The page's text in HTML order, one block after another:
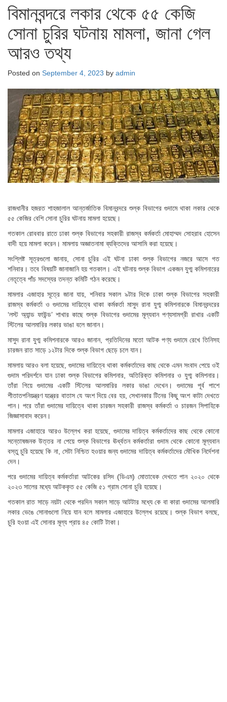
বিমানবন্দরে লকার থেকে ৫৫ কেজি
সোনা চুরির ঘটনায় মামলা, জানা গেল
আরও তথ্য
Posted on September 4, 2023 by admin
রাজধানীর হজরত শাহজালাল আন্তর্জাতিক বিমানবন্দরে শুল্ক বিভাগের গুদামে থাকা লকার থেকে
৫৫ কেজির বেশি সোনা চুরির ঘটনায় মামলা হয়েছে।
গতকাল রোববার রাতে ঢাকা শুল্ক বিভাগের সহকারী রাজস্ব কর্মকর্তা মোহাম্মদ সোহরাব হোসেন
বাদী হয়ে মামলা করেন। মামলায় অজ্ঞাতনামা ব্যক্তিদের আসামি করা হয়েছে।
সংশ্লিষ্ট সূত্রগুলো জানায়, সোনা চুরির এই ঘটনা ঢাকা শুল্ক বিভাগের নজরে আসে গত
শনিবার। তবে বিষয়টি জানাজানি হয় গতকাল। এই ঘটনায় শুল্ক বিভাগ একজন যুগ্ম কমিশনারের
নেতৃত্বে পাঁচ সদস্যের তদন্ত কমিটি গঠন করেছে।
মামলার এজাহার সূত্রে জানা যায়, শনিবার সকাল ৯টার দিকে ঢাকা শুল্ক বিভাগের সহকারী
রাজস্ব কর্মকর্তা ও গুদামের দায়িত্বে থাকা কর্মকর্তা মাসুদ রানা যুগ্ম কমিশনারকে বিমানবন্দরের
‘লস্ট অ্যান্ড ফাউন্ড’ শাখার কাছে শুল্ক বিভাগের গুদামের মূল্যবান পণ্যসামগ্রী রাখার একটি
স্টিলের আলমারির লকার ভাঙা বলে জানান।
মাসুদ রানা যুগ্ম কমিশনারকে আরও জানান, প্রতিদিনের মতো আটক পণ্য গুদামে রেখে তিনিসহ
চারজন রাত সাড়ে ১২টার দিকে শুল্ক বিভাগ ছেড়ে চলে যান।
মামলায় আরও বলা হয়েছে, গুদামের দায়িত্বে থাকা কর্মকর্তাদের কাছ থেকে এমন সংবাদ পেয়ে ওই
গুদাম পরিদর্শনে যান ঢাকা শুল্ক বিভাগের কমিশনার, অতিরিক্ত কমিশনার ও যুগ্ম কমিশনার।
তাঁরা গিয়ে গুদামের একটি স্টিলের আলমারির লকার ভাঙা দেখেন। গুদামের পূর্ব পাশে
শীতাতপনিয়ন্ত্রণ যন্ত্রের বাতাস যে অংশ দিয়ে বের হয়, সেখানকার টিনের কিছু অংশ কাটা দেখতে
পান। পরে তাঁরা গুদামের দায়িত্বে থাকা চারজন সহকারী রাজস্ব কর্মকর্তা ও চারজন সিপাহিকে
জিজ্ঞাসাবাদ করেন।
মামলার এজাহারে আরও উল্লেখ করা হয়েছে, গুদামের দায়িত্ব কর্মকর্তাদের কাছ থেকে কোনো
সন্তোষজনক উত্তর না পেয়ে শুল্ক বিভাগের ঊর্ধ্বতন কর্মকর্তারা গুদাম থেকে কোনো মূল্যবান
বস্তু চুরি হয়েছে কি না, সেটা নিশ্চিত হওয়ার জন্য গুদামের দায়িত্ব কর্মকর্তাদের মৌখিক নির্দেশনা
দেন।
পরে গুদামের দায়িত্ব কর্মকর্তারা আটকের রসিদ (ডিএম) মোতাবেক দেখতে পান ২০২০ থেকে
২০২৩ সালের মধ্যে আটককৃত ৫৫ কেজি ৫১ গ্রাম সোনা চুরি হয়েছে।
গতকাল রাত সাড়ে নয়টা থেকে পরদিন সকাল সাড়ে আটটার মধ্যে কে বা কারা গুদামের আলমারি
লকার ভেঙে সোনাগুলো নিয়ে যান বলে মামলার এজাহারে উল্লেখ রয়েছে। শুল্ক বিভাগ বলছে,
চুরি হওয়া এই সোনার মূল্য প্রায় ৪৫ কোটি টাকা।